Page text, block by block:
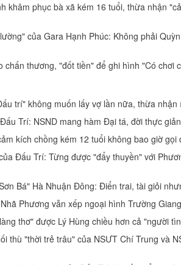
khâm phục bà xã kém 16 tuổi, thừa nhận
của Gara Hạnh Phúc: Không phải
chấn thương, "đốt tiền" để ghi hình "Có chơi
trí" không muốn lấy vợ lần nữa, thừa nhận
Trí: NSND mang hàm Đại tá, đời thực
kích chồng kém 12 tuổi không bao giờ gọi
Đấu Trí: Từng được "đẩy thuyền" với
Bá" Hà Nhuận Đông: Điển trai, tài giỏi
Phương vẫn xếp ngoại hình Trường
thơ" được Lý Hùng chiều hơn cả "người
thù "thời trẻ trâu" của NSƯT Chí Trung và